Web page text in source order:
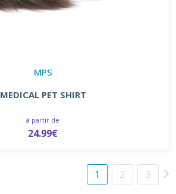
MPS
MEDICAL PET SHIRT
à partir de
24.99€
1 2 3